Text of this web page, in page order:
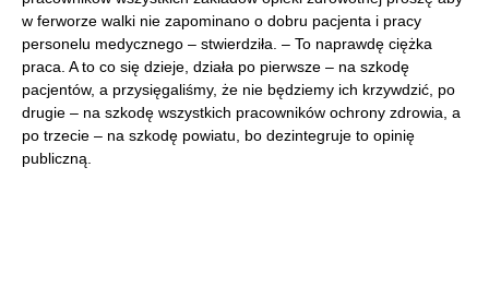
w ferworze walki nie zapominano o dobru pacjenta i pracy
personelu medycznego – stwierdziła. – To naprawdę ciężka
praca. A to co się dzieje, działa po pierwsze – na szkodę
pacjentów, a przysięgaliśmy, że nie będziemy ich krzywdzić, po
drugie – na szkodę wszystkich pracowników ochrony zdrowia, a
po trzecie – na szkodę powiatu, bo dezintegruje to opinię
publiczną.